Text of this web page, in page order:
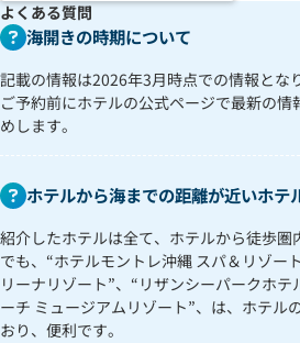
よくある質問
海開きの時期について
記載の情報は2026年3月時点での情報とな
ご予約前にホテルの公式ページで最新の
めします。
ホテルから海までの距離が近いホテ
紹介したホテルは全て、ホテルから徒歩圏
でも、“ホテルモントレ沖縄 スパ＆リゾー
リーナリゾート”、“リザンシーパークホ
ーチ ミュージアムリゾート”、は、ホテル
おり、便利です。